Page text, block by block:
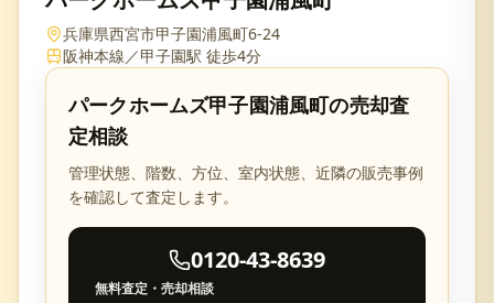
兵庫県西宮市甲子園浦風町6-24
阪神本線／甲子園駅 徒歩4分
パークホームズ甲子園浦風町の売却査
定相談
管理状態、階数、方位、室内状態、近隣の販売事例
を確認して査定します。
0120-43-8639
無料査定・売却相談